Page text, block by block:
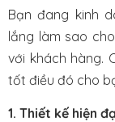
Bạn đang kinh
lắng làm sao
với khách hàng.
tốt điều đó cho
1. Thiết kế hiện